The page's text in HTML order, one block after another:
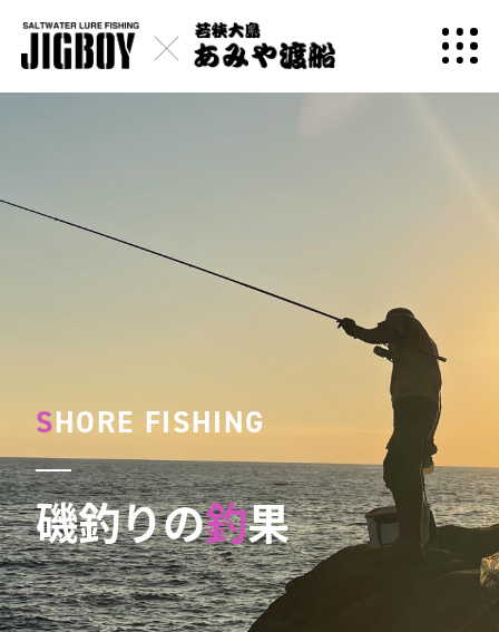
SHORE FISHING
磯釣りの釣果